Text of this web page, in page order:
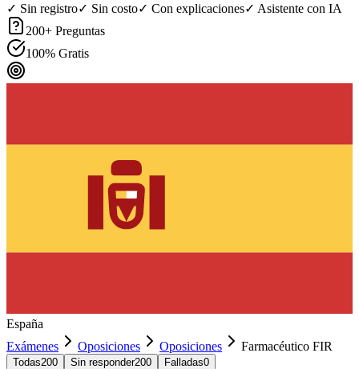
✓ Sin registro✓ Sin costo✓ Con explicaciones✓ Asistente con IA
200+ Preguntas
100% Gratis
España
Exámenes
Oposiciones Oposiciones Farmacéutico FIR
Todas200 Sin responder200 Falladas0